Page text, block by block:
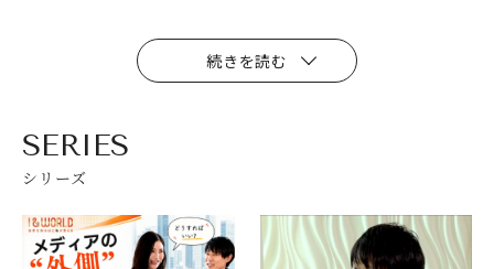
続きを読む
SERIES
シリーズ